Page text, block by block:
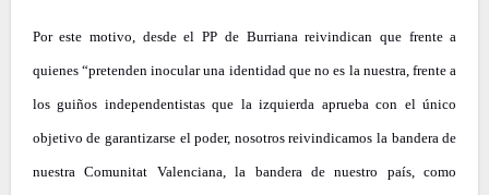
Por este motivo, desde el PP de Burriana reivindican que frente a
quienes “pretenden inocular una identidad que no es la nuestra, frente a
los guiños independentistas que la izquierda aprueba con el único
objetivo de garantizarse el poder, nosotros reivindicamos la bandera de
nuestra Comunitat Valenciana, la bandera de nuestro país, como